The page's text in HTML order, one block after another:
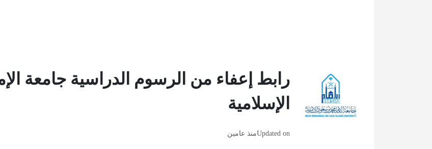
رابط إعفاء من الرسوم الدراسية جامعة
الإسلامية
Updated onمنذ عامين